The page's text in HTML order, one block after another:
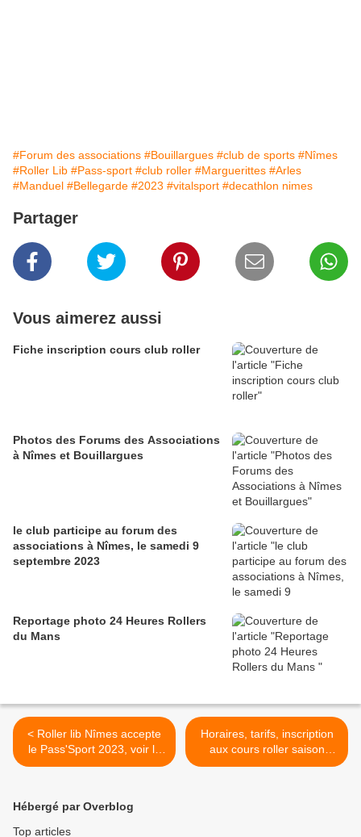
#Forum des associations #Bouillargues #club de sports #Nîmes
#Roller Lib #Pass-sport #club roller #Marguerittes #Arles
#Manduel #Bellegarde #2023 #vitalsport #decathlon nimes
Partager
Vous aimerez aussi
Fiche inscription cours club roller
Photos des Forums des Associations
à Nîmes et Bouillargues
le club participe au forum des
associations à Nîmes, le samedi 9
septembre 2023
Reportage photo 24 Heures Rollers
du Mans
< Roller lib Nîmes accepte
le Pass'Sport 2023, voir la
vidéo Club
Horaires, tarifs, inscription
aux cours roller saison
2023-2024 >
Hébergé par Overblog
Top articles